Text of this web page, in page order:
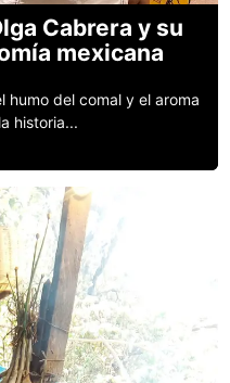
Cabrera y su
mexicana
humo del comal y el aroma
historia...